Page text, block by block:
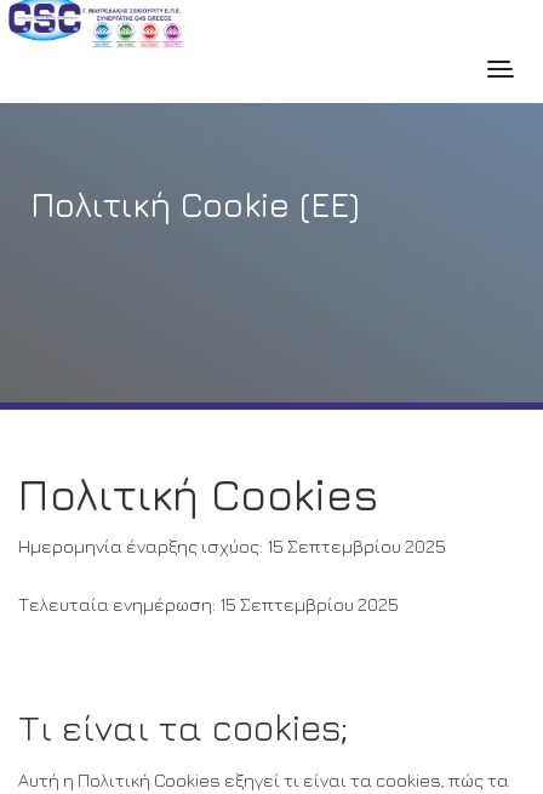
Πολιτική Cookie (ΕΕ)
Πολιτική Cookies
Ημερομηνία έναρξης ισχύος: 15 Σεπτεμβρίου 2025
Τελευταία ενημέρωση: 15 Σεπτεμβρίου 2025
Τι είναι τα cookies;
Αυτή η Πολιτική Cookies εξηγεί τι είναι τα cookies, πώς τα